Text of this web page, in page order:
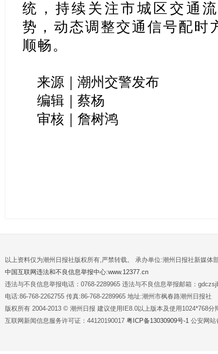
统，持续关注市城区交通
势，动态调整交通信号配时
顺畅。
来源｜潮州交警发布
编辑｜蔡杨
审核｜詹树鸿
以上资料仅为潮州日报社版权所有,严禁转载。 承办单位:潮州日报社新媒体
中国互联网违法和不良信息举报中心:www.12377.cn
违法与不良信息举报电话：0768-2289965 违法与不良信息举报邮箱：
电话:86-768-2262755 传真:86-768-2289965 地址:潮州市枫春路潮州日报社
版权所有 2004-2013 © 潮州日报 建议使用IE8.0以上版本及使用1024*768分
互联网新闻信息服务许可证：44120190017 粤ICP备13030909号-1 公安网站